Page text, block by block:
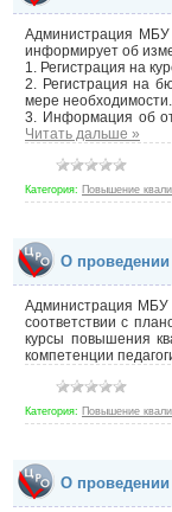
Администрация
информирует об
1. Регистрация на
2. Регистрация на
мере необходимости.
3. Информация об
Читать дальше »
Категория: Повышение
О проведении
Администрация МБУ
соответствии с
курсы повышения
компетенции
Категория: Повышение
О